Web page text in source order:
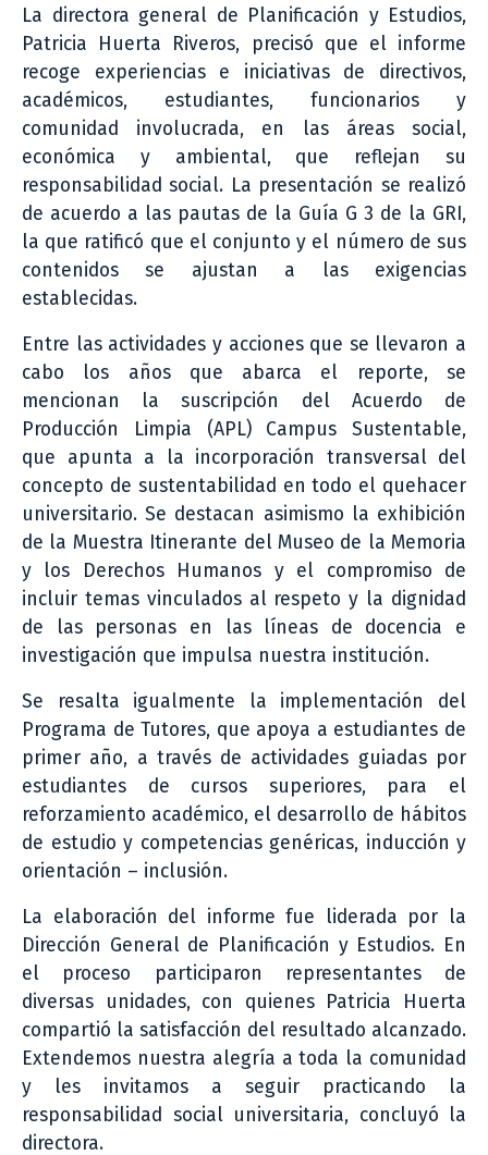
La directora general de Planificación y Estudios,
Patricia Huerta Riveros, precisó que el informe
recoge experiencias e iniciativas de directivos,
académicos, estudiantes, funcionarios y
comunidad involucrada, en las áreas social,
económica y ambiental, que reflejan su
responsabilidad social. La presentación se realizó
de acuerdo a las pautas de la Guía G 3 de la GRI,
la que ratificó que el conjunto y el número de sus
contenidos se ajustan a las exigencias
establecidas.
Entre las actividades y acciones que se llevaron a
cabo los años que abarca el reporte, se
mencionan la suscripción del Acuerdo de
Producción Limpia (APL) Campus Sustentable,
que apunta a la incorporación transversal del
concepto de sustentabilidad en todo el quehacer
universitario. Se destacan asimismo la exhibición
de la Muestra Itinerante del Museo de la Memoria
y los Derechos Humanos y el compromiso de
incluir temas vinculados al respeto y la dignidad
de las personas en las líneas de docencia e
investigación que impulsa nuestra institución.
Se resalta igualmente la implementación del
Programa de Tutores, que apoya a estudiantes de
primer año, a través de actividades guiadas por
estudiantes de cursos superiores, para el
reforzamiento académico, el desarrollo de hábitos
de estudio y competencias genéricas, inducción y
orientación – inclusión.
La elaboración del informe fue liderada por la
Dirección General de Planificación y Estudios. En
el proceso participaron representantes de
diversas unidades, con quienes Patricia Huerta
compartió la satisfacción del resultado alcanzado.
Extendemos nuestra alegría a toda la comunidad
y les invitamos a seguir practicando la
responsabilidad social universitaria, concluyó la
directora.